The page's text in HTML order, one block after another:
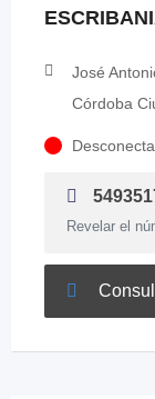
José
Córdoba
Revelar el